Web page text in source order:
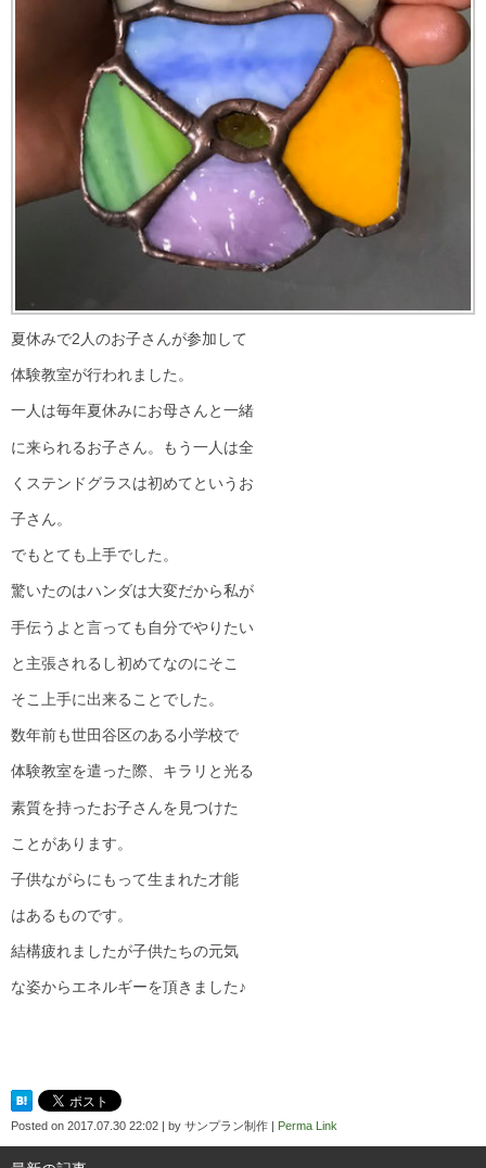
夏休みで2人のお子さんが参加して
体験教室が行われました。
一人は毎年夏休みにお母さんと一緒
に来られるお子さん。もう一人は全
くステンドグラスは初めてというお
子さん。
でもとても上手でした。
驚いたのはハンダは大変だから私が
手伝うよと言っても自分でやりたい
と主張されるし初めてなのにそこ
そこ上手に出来ることでした。
数年前も世田谷区のある小学校で
体験教室を遣った際、キラリと光る
素質を持ったお子さんを見つけた
ことがあります。
子供ながらにもって生まれた才能
はあるものです。
結構疲れましたが子供たちの元気
な姿からエネルギーを頂きました♪
Posted on 2017.07.30 22:02 | by サンプラン制作 | Perma Link